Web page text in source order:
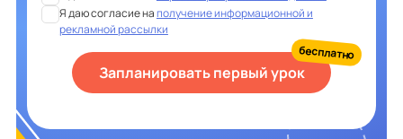
Я даю согласие наполучение информационной и
рекламной рассылки
Запланировать первый урок
бесплатно